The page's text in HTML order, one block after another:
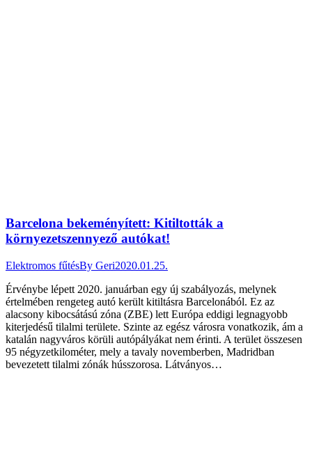
Barcelona bekeményített: Kitiltották a
környezetszennyező autókat!
Elektromos fűtésBy Geri2020.01.25.
Érvénybe lépett 2020. januárban egy új szabályozás, melynek
értelmében rengeteg autó került kitiltásra Barcelonából. Ez az
alacsony kibocsátású zóna (ZBE) lett Európa eddigi legnagyobb
kiterjedésű tilalmi területe. Szinte az egész városra vonatkozik, ám a
katalán nagyváros körüli autópályákat nem érinti. A terület összesen
95 négyzetkilométer, mely a tavaly novemberben, Madridban
bevezetett tilalmi zónák hússzorosa. Látványos…